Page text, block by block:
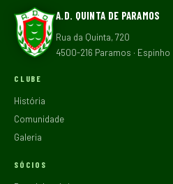
A.D. QUINTA DE PARAMOS
Rua da Quinta, 720
4500-216 Paramos · Espinho
CLUBE
História
Comunidade
Galeria
SÓCIOS